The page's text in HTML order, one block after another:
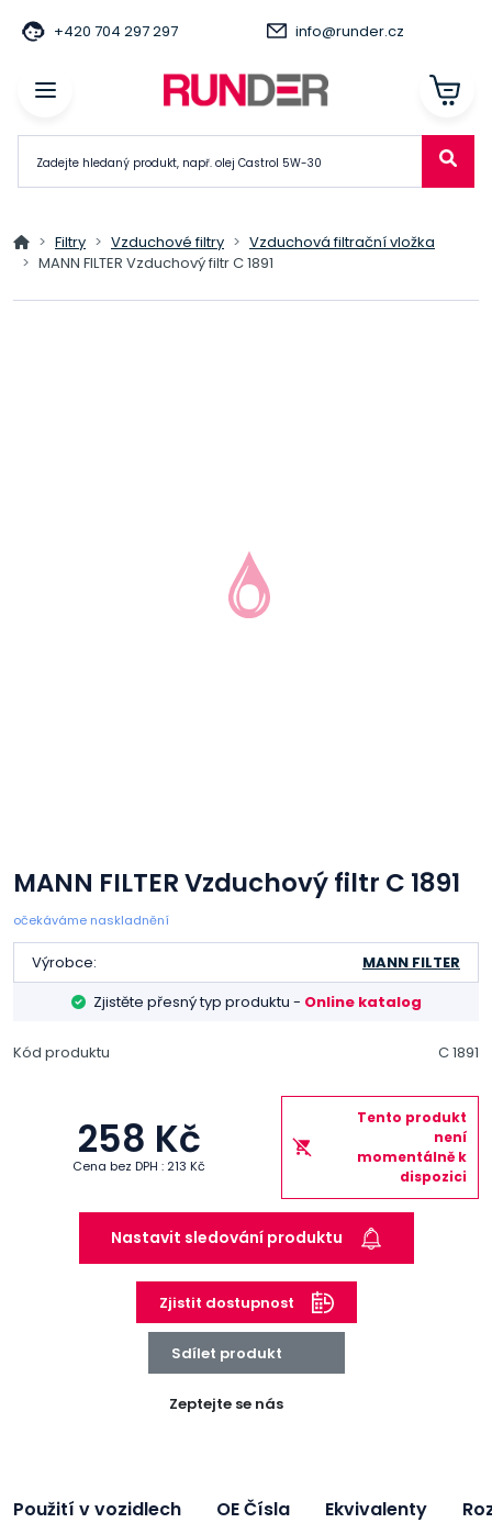
+420 704 297 297 info@runder.cz
Filtry Vzduchové filtry
Vzduchová filtrační vložka
MANN FILTER Vzduchový filtr C 1891
MANN FILTER Vzduchový filtr C 1891
očekáváme naskladnění
Výrobce:
MANN FILTER
Zjistěte přesný typ produktu - Online katalog
Kód produktu C 1891
258 Kč
Cena bez DPH : 213 Kč
Tento produkt
není
momentálně k
dispozici
Nastavit sledování produktu
Zjistit dostupnost
Zeptejte se nás
Sdílet produkt
Použití v vozidlech OE Čísla Ekvivalenty